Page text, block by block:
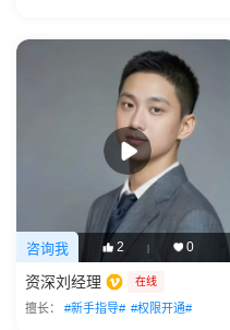
咨询我 2 | 0
资深刘经理 在线
擅长： #新手指导# #权限开通#